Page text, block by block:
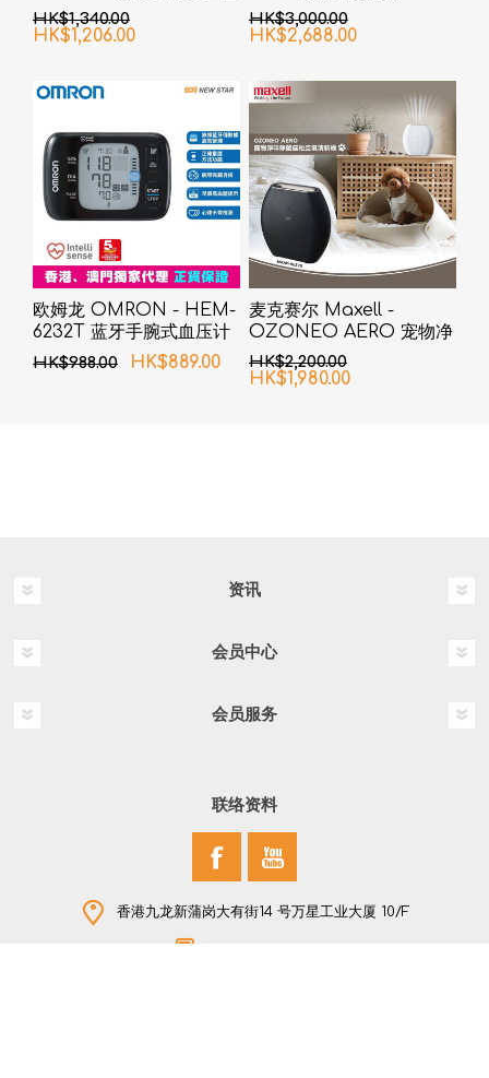
计
HK$1,340.00
HK$1,206.00
HK$3,000.00
HK$2,688.00
欧姆龙 OMRON - HEM-
6232T 蓝牙手腕式血压计
HK$988.00 HK$889.00
麦克赛尔 Maxell -
OZONEO AERO 宠物净
味除菌座台空气清新机
MXAP-AE270 黑色
HK$2,200.00
HK$1,980.00
资讯
会员中心
会员服务
联络资料
香港九龙新蒲岗大有街14 号万星工业大厦 10/F